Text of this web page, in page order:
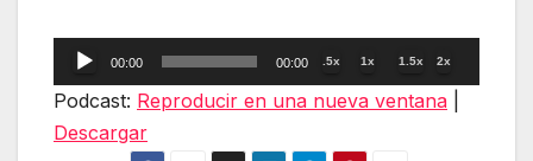
Reproductor
de
00:00 00:00 .5x 1x 1.5x 2x
Podcast: Reproducir en una nueva ventana
Descargar